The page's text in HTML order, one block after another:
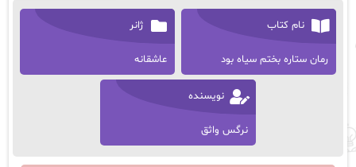
نام کتاب
رمان ستاره بختم سیاه بود
ژانر
عاشقانه
نویسنده
نرگس واثق